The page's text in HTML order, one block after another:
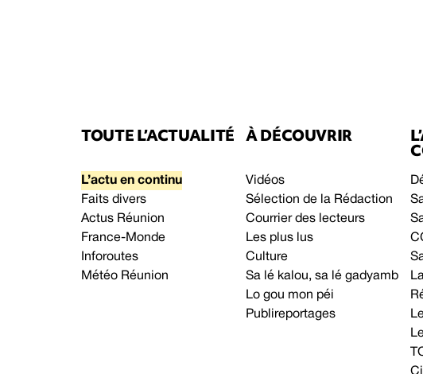
TOUTE L’ACTUALITÉ
L’actu en continu
Faits divers
Actus Réunion
France-Monde
Inforoutes
Météo Réunion
À DÉCOUVRIR
Vidéos
Sélection de la Rédaction
Courrier des lecteurs
Les plus lus
Culture
Sa lé kalou, sa lé gadyamb
Lo gou mon péi
Publireportages